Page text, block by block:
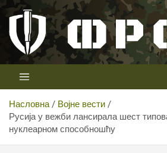
Скип
цонтент
Телевизија
Први војни канал у Србији
Насловна
Војне вести
Русија у вежби лансирала шест
нуклеарном способношћу